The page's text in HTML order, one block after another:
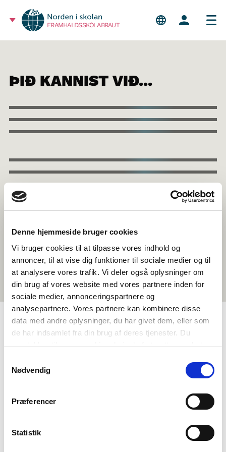
Denne hjemmeside bruger cookies
Vi bruger cookies til at tilpasse vores indhold og
annoncer, til at vise dig funktioner til sociale medier og til
at analysere vores trafik. Vi deler også oplysninger om
din brug af vores website med vores partnere inden for
sociale medier, annonceringspartnere og
analysepartnere. Vores partnere kan kombinere disse
data med andre oplysninger, du har givet dem, eller som
de har indsamlet fra din brug af deres tjenester. Du
samtykker til vores cookies, hvis du fortsætter med at
Nødvendig
Præferencer
Statistik
FRAMHALDSSKÓLABRAUT
TAGS
Íslenska
ÞIÐ KANNIST VIÐ...